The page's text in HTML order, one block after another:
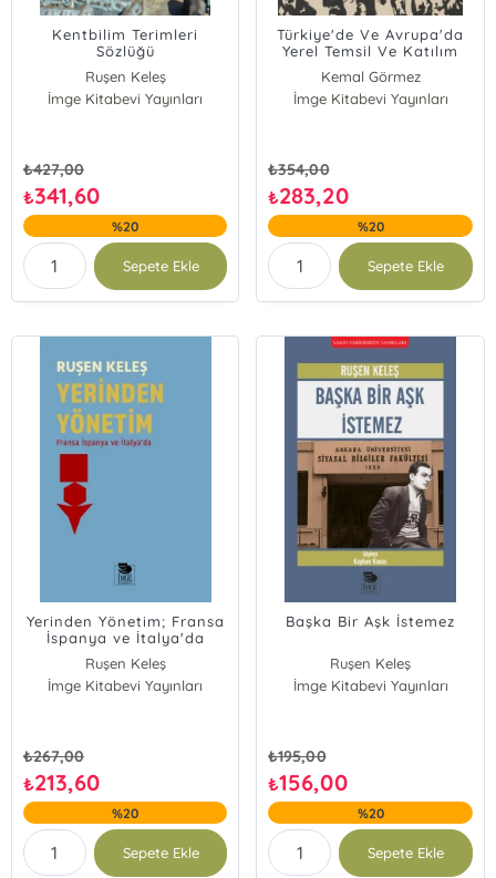
Kentbilim Terimleri
Sözlüğü
Ruşen Keleş
İmge Kitabevi Yayınları
₺427,00
₺341,60
%20
Sepete Ekle
Türkiye'de Ve Avrupa'da
Yerel Temsil Ve Katılım
Kemal Görmez
Ruşen Keleş
İmge Kitabevi Yayınları
₺354,00
₺283,20
%20
Sepete Ekle
Yerinden Yönetim; Fransa
İspanya ve İtalya'da
Ruşen Keleş
İmge Kitabevi Yayınları
₺267,00
₺213,60
%20
Sepete Ekle
Başka Bir Aşk İstemez
Ruşen Keleş
İmge Kitabevi Yayınları
₺195,00
₺156,00
%20
Sepete Ekle